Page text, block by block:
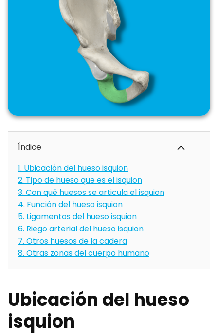
Índice
1. Ubicación del hueso isquion
2. Tipo de hueso que es el isquion
3. Con qué huesos se articula el isquion
4. Función del hueso isquion
5. Ligamentos del hueso isquion
6. Riego arterial del hueso isquion
7. Otros huesos de la cadera
8. Otras zonas del cuerpo humano
Ubicación del hueso
isquion